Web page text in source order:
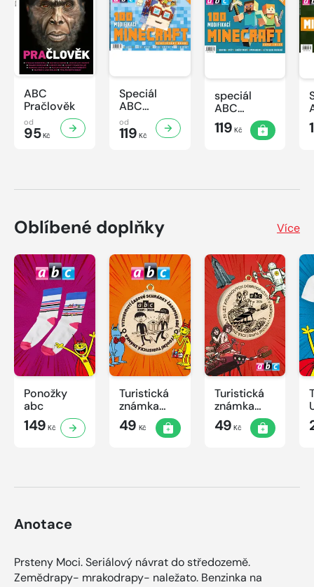
ABC
Pračlověk
od
95Kč
Speciál
ABC
Minecraft 3
od
119 Kč
speciál
ABC
Minecraft 2
119 Kč
Oblíbené doplňky Více
Ponožky
abc
149 Kč
Turistická
známka
ABC -
Časová
49 Kč
Turistická
známka
ABC
49 Kč
Anotace
Prsteny Moci. Seriálový návrat do středozemě.
Zemědrapy- mrakodrapy- naležato. Benzinka na